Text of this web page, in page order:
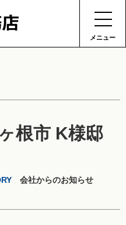
メニュー
根市 K様邸
会社からのお知らせ